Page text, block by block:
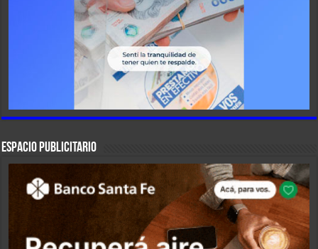
ESPACIO PUBLICITARIO